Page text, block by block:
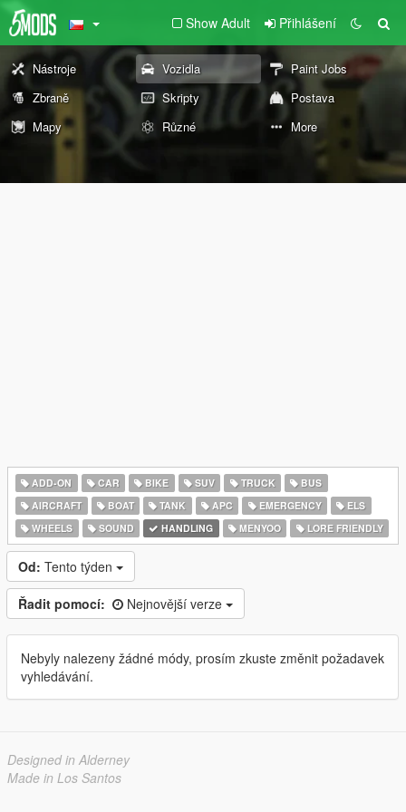
Show Adult Přihlášení
Nástroje Vozidla
Paint Jobs
Zbraně
Skripty
Postava
Mapy
Různé More
ADD-ON CAR BIKE SUV TRUCK
BUS
AIRCRAFT
BOAT TANK APC EMERGENCY
ELS
WHEELS
SOUND HANDLING MENYOO LORE FRIENDLY
Od: Tento týden
Řadit pomocí: Nejnovější verze
Nebyly nalezeny žádné módy, prosím zkuste změnit požadavek
vyhledávání.
Designed in Alderney
Made in Los Santos